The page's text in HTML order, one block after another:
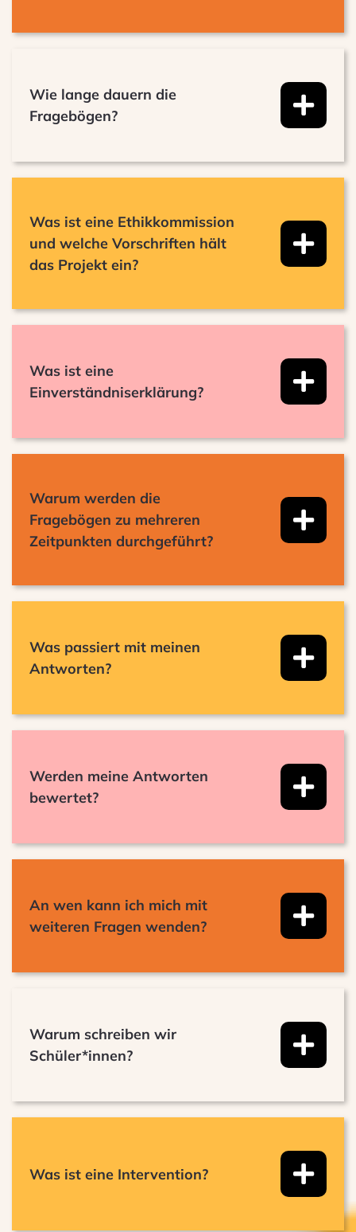
Wie lange dauern die
Fragebögen?
Was ist eine Ethikkommission
und welche Vorschriften hält
das Projekt ein?
Was ist eine
Einverständniserklärung?
Warum werden die
Fragebögen zu mehreren
Zeitpunkten durchgeführt?
Was passiert mit meinen
Antworten?
Werden meine Antworten
bewertet?
An wen kann ich mich mit
weiteren Fragen wenden?
Warum schreiben wir
Schüler*innen?
Was ist eine Intervention?